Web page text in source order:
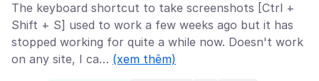
The keyboard shortcut to take screenshots [Ctrl +
Shift + S] used to work a few weeks ago but it has
stopped working for quite a while now. Doesn't work
on any site, I ca… (xem thêm)